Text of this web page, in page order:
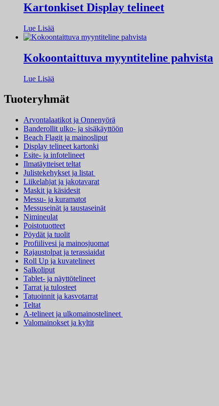
Kartonkiset Display telineet
Lue Lisää
Kokoontaittuva myyntiteline pahvista
Lue Lisää
Tuoteryhmät
Arvontalaatikot ja Onnenyörä
Banderollit ulko- ja sisäkäyttöön
Beach Flagit ja mainosliput
Display telineet kartonki
Esite- ja infotelineet
Ilmatäytteiset teltat
Julistekehykset ja listat
Liikelahjat ja jakotavarat
Maskit ja käsidesit
Messu- ja kuramatot
Messuseinät ja taustaseinät
Nimineulat
Poistotuotteet
Pöydät ja tuolit
Profiilivesi ja mainosjuomat
Rajaustolpat ja terassiaidat
Roll Up ja kuvatelineet
Salkoliput
Tablet- ja näyttötelineet
Tarrat ja tulosteet
Tatuoinnit ja kasvotarrat
Teltat
A-telineet ja ulkomainostelineet
Valomainokset ja kyltit